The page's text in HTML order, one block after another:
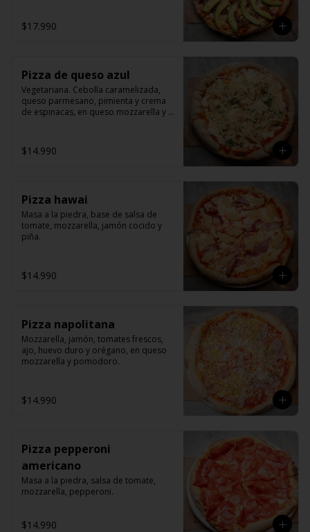
$17.990
Pizza de queso azul
Vegetariana. Cebolla caramelizada,
queso parmesano, pimienta y crema
de espinacas, en queso mozzarella y
$14.990
Pizza hawai
Masa a la piedra, base de salsa de
tomate, mozzarella, jamón cocido y
piña.
$14.990
Pizza napolitana
Mozzarella, jamón, tomates frescos,
ajo, huevo duro y orégano, en queso
mozzarella y pomodoro.
$14.990
Pizza pepperoni
americano
Masa a la piedra, salsa de tomate,
mozzarella, pepperoni.
$14.990